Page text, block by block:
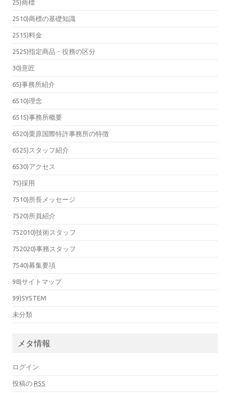
25)商標
2510)商標の基礎知識
2515)料金
2525)指定商品・役務の区分
30)意匠
65)事務所紹介
6510)理念
6515)事務所概要
6520)栗原国際特許事務所の特徴
6525)スタッフ紹介
6530)アクセス
75)採用
7510)所長メッセージ
7520)所員紹介
752010)技術スタッフ
752020)事務スタッフ
7540)募集要項
98)サイトマップ
99)SYSTEM
未分類
メタ情報
ログイン
投稿の RSS